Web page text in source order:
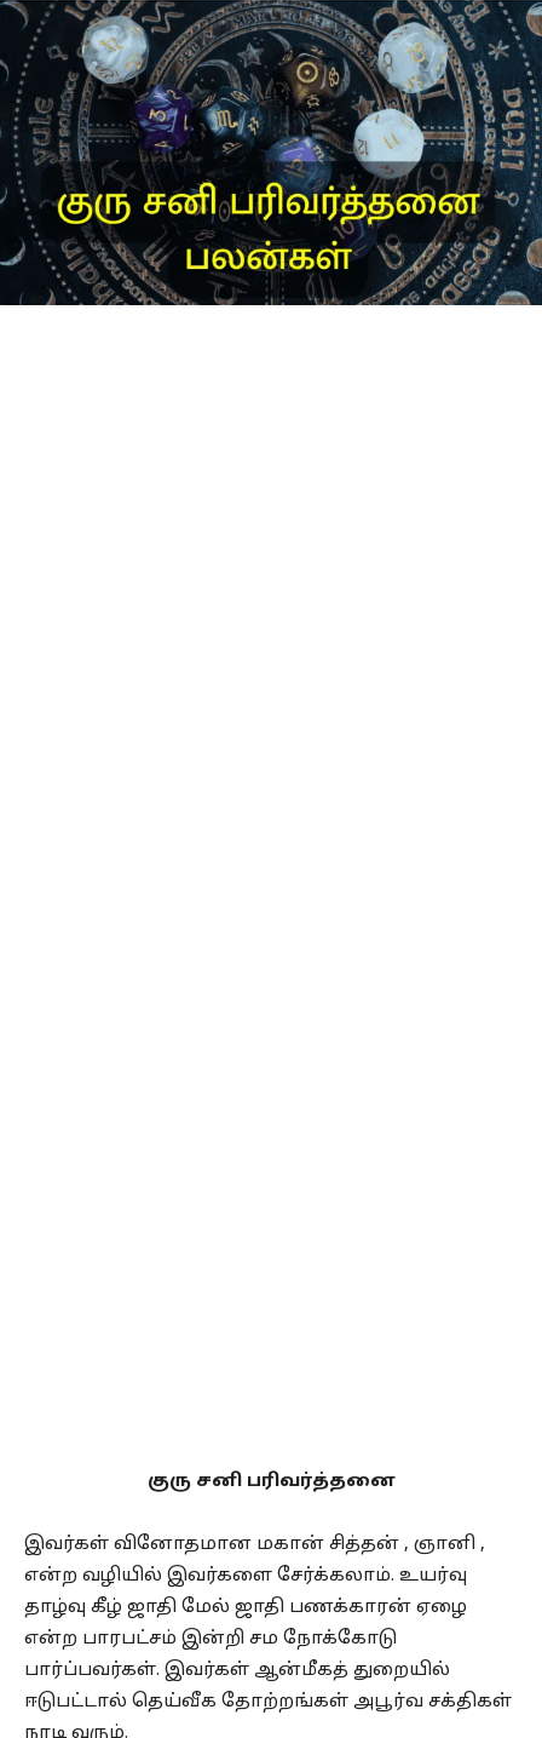
PDF -72மட்டும் -Click
குரு சனி பரிவர்த்தனை
இவர்கள் வினோதமான மகான் சித்தன் , ஞானி ,
என்ற வழியில் இவர்களை சேர்க்கலாம். உயர்வு
தாழ்வு கீழ் ஜாதி மேல் ஜாதி பணக்காரன் ஏழை
என்ற பாரபட்சம் இன்றி சம நோக்கோடு
பார்ப்பவர்கள். இவர்கள் ஆன்மீகத் துறையில்
ஈடுபட்டால் தெய்வீக தோற்றங்கள் அபூர்வ சக்திகள்